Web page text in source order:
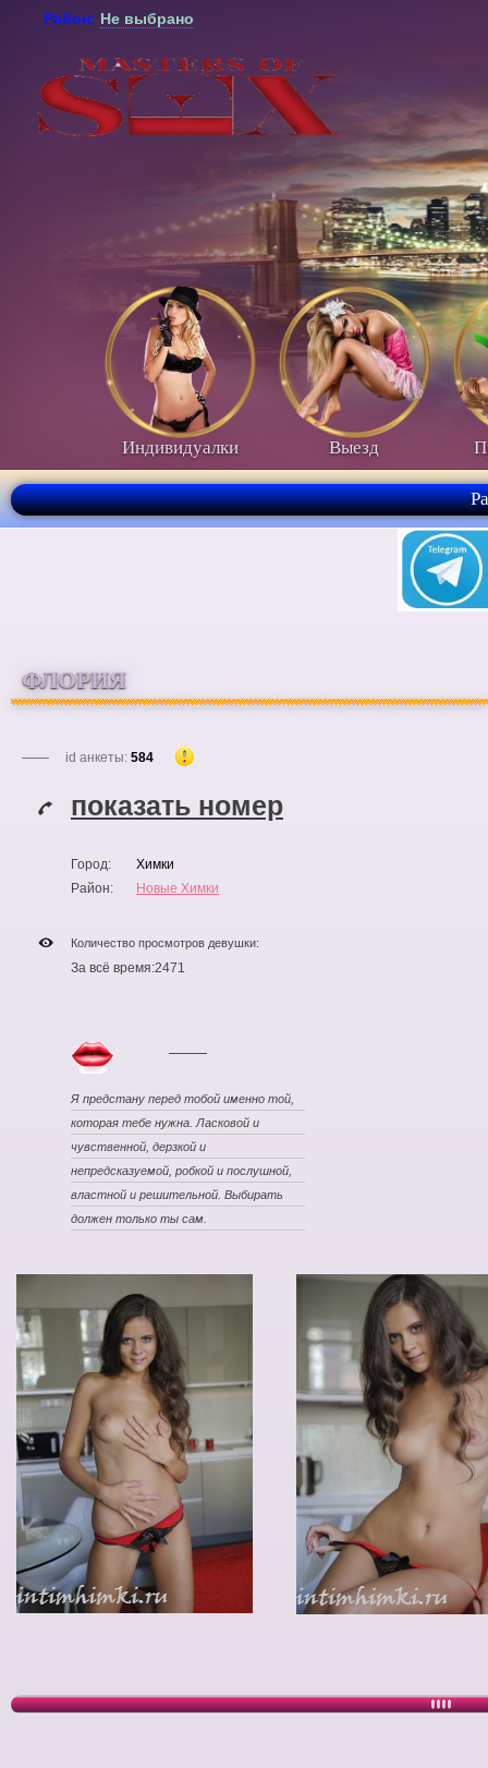
Район: Не выбрано
Индивидуалки Выезд
ФЛОРИЯ
id анкеты: 584
показать номер
Город:
Химки
Район:
Новые Химки
Количество просмотров девушки:
За всё время:2471
Я предстану перед тобой именно той,
которая тебе нужна. Ласковой и
чувственной, дерзкой и
непредсказуемой, робкой и послушной,
властной и решительной. Выбирать
должен только ты сам.